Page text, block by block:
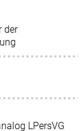
der
LPersVG